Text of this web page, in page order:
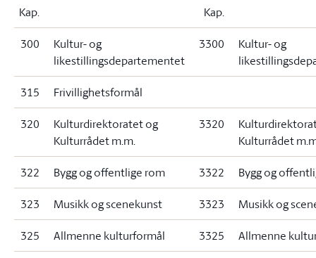
Kap. Kap.
300
Kultur- og
likestillingsdepartementet
3300
Kultur- og
315 Frivillighetsformål
320
Kulturdirektoratet og
Kulturrådet m.m.
3320
Kulturrådet
322 Bygg og offentlige rom 3322 Bygg og
323 Musikk og scenekunst 3323 Musikk og
325 Allmenne kulturformål 3325 Allmenne